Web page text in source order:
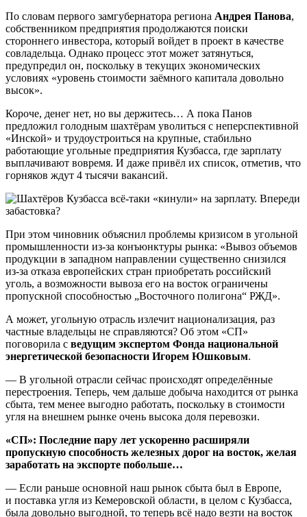
По словам первого замгубернатора региона Андрея Панова,
собственником предприятия продолжаются поиски
стороннего инвестора, который войдет в проект в качестве
совладельца. Однако процесс этот может затянуться,
предупредил он, поскольку в текущих экономических
условиях «уровень стоимости заёмного капитала довольно
высок».
Короче, денег нет, но вы держитесь… А пока Панов
предложил голодным шахтёрам уволиться с неперспективной
«Инской» и трудоустроиться на крупные, стабильно
работающие угольные предприятия Кузбасса, где зарплату
выплачивают вовремя. И даже привёл их список, отметив, что
горняков ждут 4 тысячи вакансий.
При этом чиновник объяснил проблемы кризисом в угольной
промышленности из-за конъюнктуры рынка: «Вывоз объемов
продукции в западном направлении существенно снизился
из-за отказа европейских стран приобретать российский
уголь, а возможности вывоза его на восток ограничены
пропускной способностью „Восточного полигона“ РЖД».
А может, угольную отрасль излечит национализация, раз
частные владельцы не справляются? Об этом «СП»
поговорила с ведущим экспертом Фонда национальной
энергетической безопасности Игорем Юшковым.
— В угольной отрасли сейчас происходят определённые
перестроения. Теперь, чем дальше добыча находится от рынка
сбыта, тем менее выгодно работать, поскольку в стоимости
угля на внешнем рынке очень высока доля перевозки.
«СП»: Последние пару лет ускоренно расширяли
пропускную способность железных дорог на восток, желая
заработать на экспорте побольше…
— Если раньше основной наш рынок сбыта был в Европе,
и поставка угля из Кемеровской области, в целом с Кузбасса,
была довольно выгодной, то теперь всё надо везти на восток